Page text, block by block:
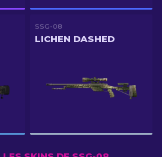
SSG-08
LICHEN DASHED